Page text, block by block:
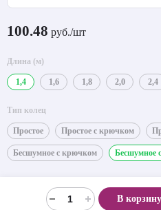
100.48 руб./шт
Длина (м)
1,4 1,6 1,8 2,0 2,4
Тип колец
Простое Простое с крючком
Бесшумное с крючком Бесшумное
В корзину